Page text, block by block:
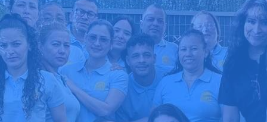
Dejamos tus apartamentos
impecables para que tus
huéspedes se sientan como en
casa